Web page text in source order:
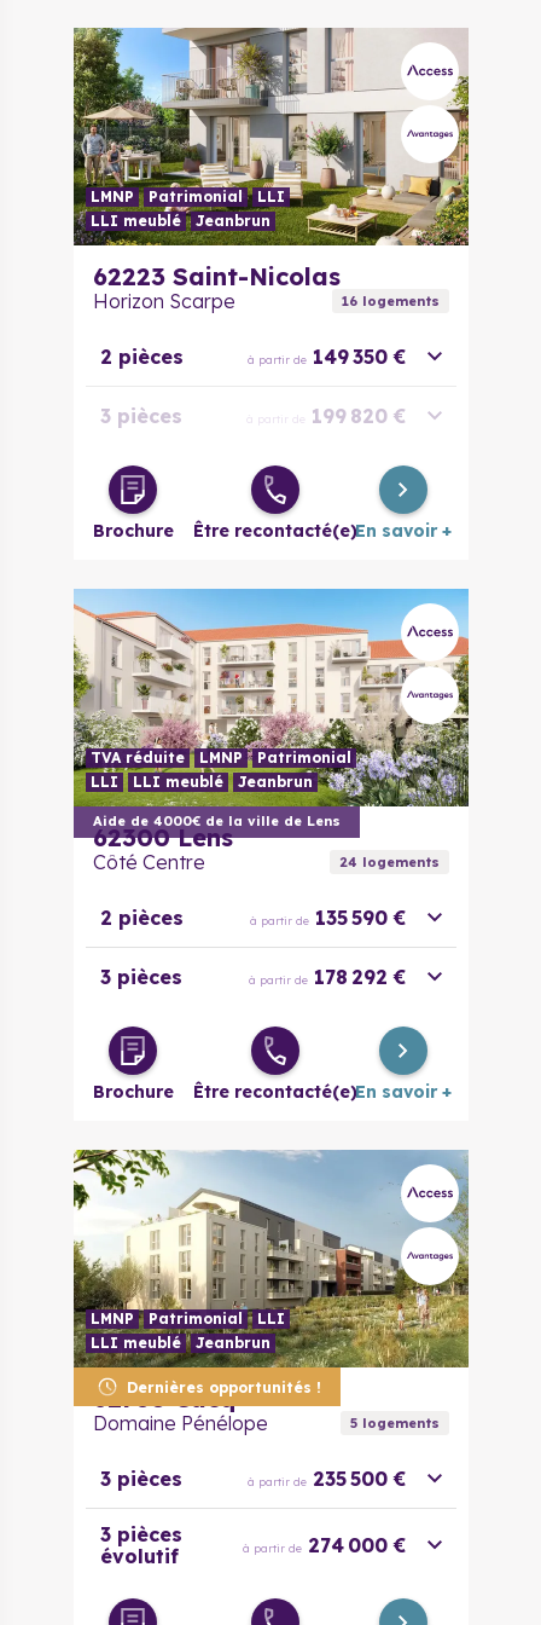
Maison 5
pièces
à partir de 305 000 €
LMNP Patrimonial
LLI
LLI meublé
Jeanbrun
62223 Saint-Nicolas
Horizon Scarpe 16logements
2 pièces à partir de 149 350 €
3 pièces à partir de 199 820 €
3 pièces
évolutif
à partir de 220 420 €
Brochure Être recontacté(e)En savoir +
Aide de 4000€ de la ville de Lens
TVA réduite LMNP
Patrimonial
LLI
LLI meublé Jeanbrun
62300 Lens
Côté Centre 24 logements
2 pièces à partir de 135 590 €
3 pièces à partir de 178 292 €
Brochure Être recontacté(e)En savoir +
Dernières opportunités !
LMNP Patrimonial
LLI
LLI meublé
Jeanbrun
62780 Cucq
Domaine Pénélope 5logements
3 pièces à partir de 235 500 €
3 pièces
évolutif
à partir de 274 000 €